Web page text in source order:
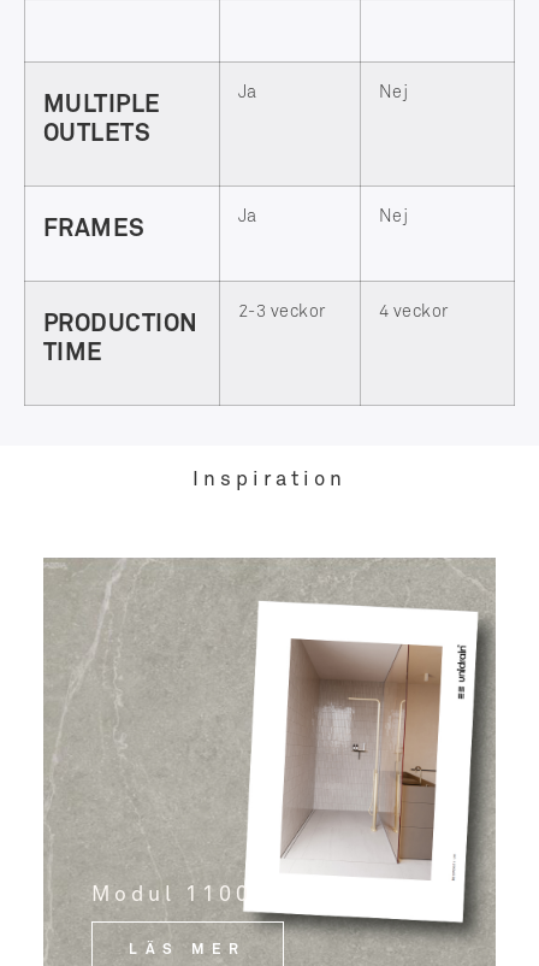
MULTIPLE
OUTLETS
Ja Nej
FRAMES Ja Nej
PRODUCTION
TIME
2-3 veckor 4 veckor
Inspiration
Modul 1100
LÄS MER